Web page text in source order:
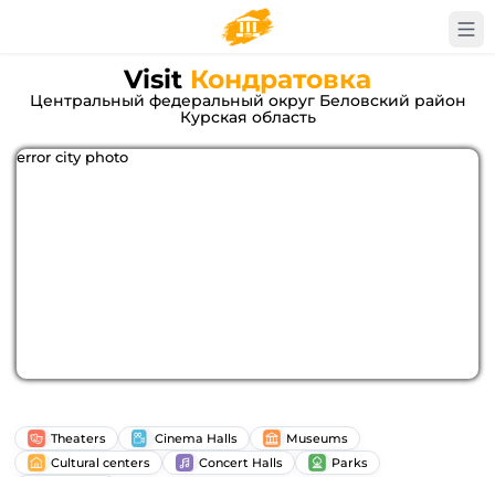
Visit Кондратовка
Центральный федеральный округ Беловский район
Курская область
error city photo
Theaters Cinema Halls
Museums
Cultural centers
Concert Halls
Parks